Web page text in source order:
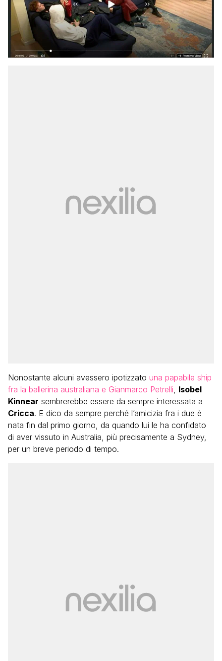
Nonostante alcuni avessero ipotizzato una papabile ship
fra la ballerina australiana e Gianmarco Petrelli Isobel
Kinnear sembrerebbe essere da sempre interessata a
Cricca. E dico da sempre perché l’amicizia fra i due è
nata fin dal primo giorno, da quando lui le ha confidato
di aver vissuto in Australia, più precisamente a Sydney,
per un breve periodo di tempo.